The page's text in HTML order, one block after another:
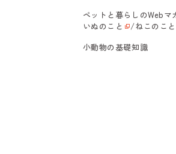
ペットと暮らしのWebマ
いぬのこと
/ねこのこと
小動物の基礎知識